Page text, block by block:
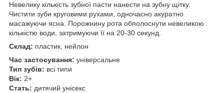
Невелику кількість зубної пасти нанести на зубну щітку.
Чистити зуби круговими рухами, одночасно акуратно
масажуючи ясна. Порожнину рота обполоснути невеликою
кількістю води, затримуючи її на 20-30 секунд.
Склад: пластик, нейлон
Час застосування: універсальне
Тип зубів: всі типи
Вік: 2+
Стать: дитячий унісекс